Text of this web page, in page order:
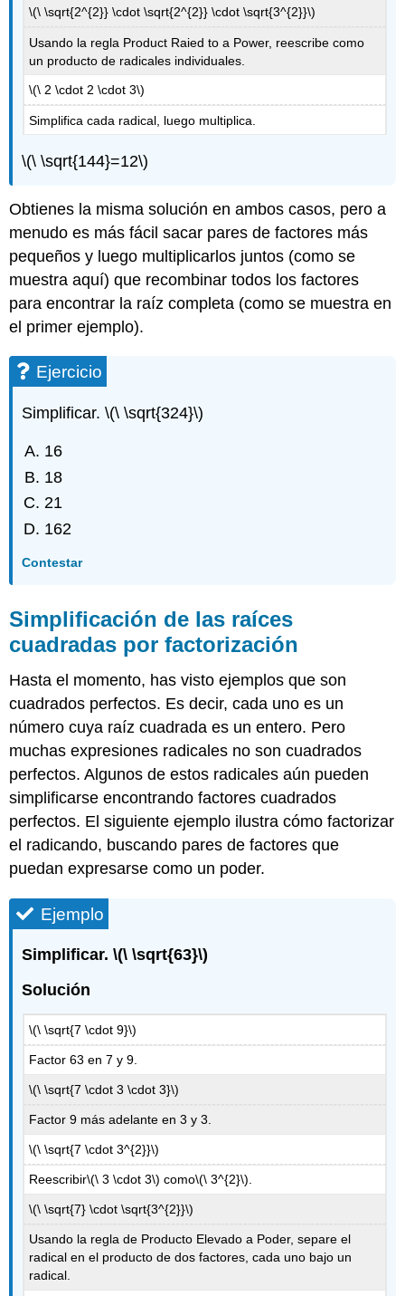
\(\ \sqrt{2^{2}} \cdot \sqrt{2^{2}} \cdot \sqrt{3^{2}}\)
Usando la regla Product Raied to a Power, reescribe como
un producto de radicales individuales.
\(\ 2 \cdot 2 \cdot 3\)
Simplifica cada radical, luego multiplica.
\(\ \sqrt{144}=12\)
Obtienes la misma solución en ambos casos, pero a
menudo es más fácil sacar pares de factores más
pequeños y luego multiplicarlos juntos (como se
muestra aquí) que recombinar todos los factores
para encontrar la raíz completa (como se muestra en
el primer ejemplo).
Ejercicio
Simplificar.\(\ \sqrt{324}\)
16
18
21
162
Contestar
Simplificación de las raíces
cuadradas por factorización
Hasta el momento, has visto ejemplos que son
cuadrados perfectos. Es decir, cada uno es un
número cuya raíz cuadrada es un entero. Pero
muchas expresiones radicales no son cuadrados
perfectos. Algunos de estos radicales aún pueden
simplificarse encontrando factores cuadrados
perfectos. El siguiente ejemplo ilustra cómo factorizar
el radicando, buscando pares de factores que
puedan expresarse como un poder.
Ejemplo
Simplificar.\(\ \sqrt{63}\)
Solución
\(\ \sqrt{7 \cdot 9}\)
Factor 63 en 7 y 9.
\(\ \sqrt{7 \cdot 3 \cdot 3}\)
Factor 9 más adelante en 3 y 3.
\(\ \sqrt{7 \cdot 3^{2}}\)
Reescribir\(\ 3 \cdot 3\) como\(\ 3^{2}\).
\(\ \sqrt{7} \cdot \sqrt{3^{2}}\)
Usando la regla de Producto Elevado a Poder, separe el
radical en el producto de dos factores, cada uno bajo un
radical.